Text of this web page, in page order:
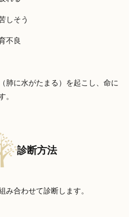
しそう
不良
肺に水がたまる）を起こし、命に
。
診断方法
み合わせて診断します。